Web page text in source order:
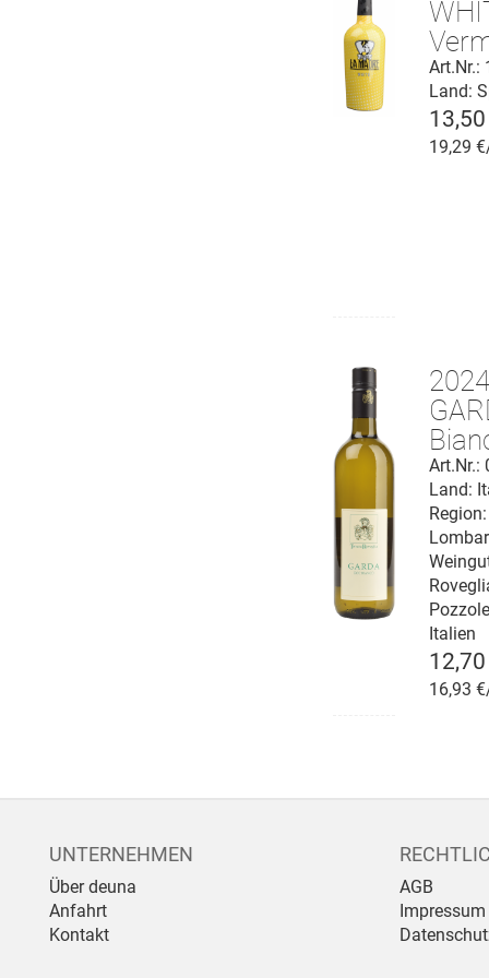
Art.Nr.:
Land:
19,29
2024
Art.Nr.:
Region:
Land:
Italien
16,93
UNTERNEHMEN
Über deuna
Anfahrt
Kontakt
AGB
Impressum